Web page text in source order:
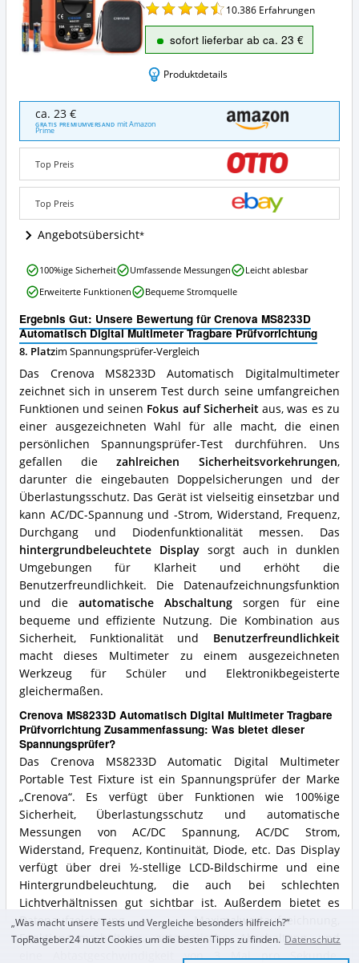
10.386 Erfahrungen
sofort lieferbar ab ca. 23 €
Produktdetails
Crenova
MS8233D
Automatisch
Digital
Multimeter
Tragbare
Angebote:
Wo
ist
Spannungsprüfer
erhältlich?
ca. 23 €
GRATIS PREMIUMVERSAND mit Amazon
Prime
Top Preis
Top Preis
Angebotsübersicht
Ergebnis Gut: Unsere Bewertung für Crenova MS8233D
Automatisch Digital Multimeter Tragbare Prüfvorrichtung
8. Platzim Spannungsprüfer-Vergleich
Das Crenova MS8233D Automatisch Digitalmultimeter
zeichnet sich in unserem Test durch seine umfangreichen
Funktionen und seinen Fokus auf Sicherheitaus, was es zu
einer ausgezeichneten Wahl für alle macht, die einen
persönlichen Spannungsprüfer-Test durchführen. Uns
gefallen diezahlreichen Sicherheitsvorkehrungen,
darunter die eingebauten Doppelsicherungen und der
Überlastungsschutz. Das Gerät ist vielseitig einsetzbar und
kann AC/DC-Spannung und -Strom, Widerstand, Frequenz,
Durchgang und Diodenfunktionalität messen. Das
hintergrundbeleuchtete Displaysorgt auch in dunklen
Umgebungen für Klarheit und erhöht die
Benutzerfreundlichkeit. Die Datenaufzeichnungsfunktion
und die automatische Abschaltungsorgen für eine
bequeme und effiziente Nutzung. Die Kombination aus
Sicherheit, Funktionalität und Benutzerfreundlichkeit
macht dieses Multimeter zu einem ausgezeichneten
Werkzeug für Schüler und Elektronikbegeisterte
gleichermaßen.
Crenova MS8233D Automatisch Digital Multimeter Tragbare
Prüfvorrichtung Zusammenfassung: Was bietet dieser
Spannungsprüfer?
Das Crenova MS8233D Automatic Digital Multimeter
Portable Test Fixture ist ein Spannungsprüfer der Marke
„Crenova“. Es verfügt über Funktionen wie 100%ige
Sicherheit, Überlastungsschutz und automatische
Messungen von AC/DC Spannung, AC/DC Strom,
Widerstand, Frequenz, Kontinuität, Diode, etc. Das Display
verfügt über drei ½-stellige LCD-Bildschirme und eine
Hintergrundbeleuchtung, die auch bei schlechten
Lichtverhältnissen gut sichtbar ist. Außerdem bietet es
Datenaufzeichnung, Maximalwertaufzeichnung,
Funktionsumschaltung, automatische Abschaltung und
eine Abtastgeschwindigkeit von 3 Mal pro Sekunde.
Crenova
MS8233D
Automatisch
Multimeter
Tragbare
Prüfvorrichtung
Vorteile:
Was
spricht
für
diesen
Spannungsprüfer?
100%ige Sicherheit Umfassende Messungen
Leicht ablesbar
Erweiterte Funktionen
Bequeme Stromquelle
„Was macht unsere Tests und Vergleiche besonders hilfreich?“
TopRatgeber24 nutzt Cookies um die besten Tipps zu finden. Datenschutz